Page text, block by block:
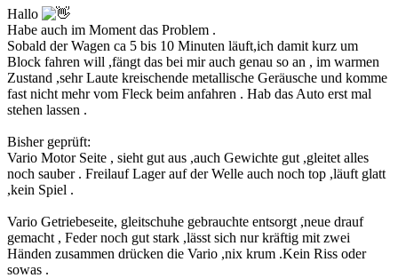
Hallo
Habe auch im Moment das Problem .
Sobald der Wagen ca 5 bis 10 Minuten läuft,ich damit kurz um
Block fahren will ,fängt das bei mir auch genau so an , im warmen
Zustand ,sehr Laute kreischende metallische Geräusche und komme
fast nicht mehr vom Fleck beim anfahren . Hab das Auto erst mal
stehen lassen .
Bisher geprüft:
Vario Motor Seite , sieht gut aus ,auch Gewichte gut ,gleitet alles
noch sauber . Freilauf Lager auf der Welle auch noch top ,läuft glatt
,kein Spiel .
Vario Getriebeseite, gleitschuhe gebrauchte entsorgt ,neue drauf
gemacht , Feder noch gut stark ,lässt sich nur kräftig mit zwei
Händen zusammen drücken die Vario ,nix krum .Kein Riss oder
sowas .